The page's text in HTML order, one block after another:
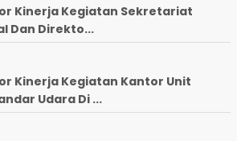
Kinerja Kegiatan Sekretariat
Dan Direkto...
Kinerja Kegiatan Kantor Unit
Udara Di ...